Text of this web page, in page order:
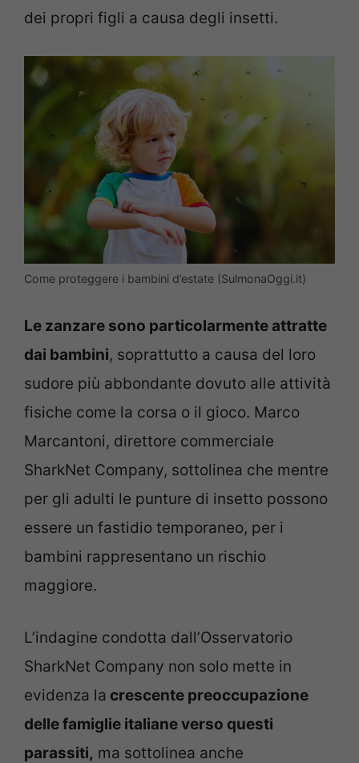
dei propri figli a causa degli insetti.
Come proteggere i bambini d’estate (SulmonaOggi.it)
Le zanzare sono particolarmente attratte
dai bambini, soprattutto a causa del loro
sudore più abbondante dovuto alle attività
fisiche come la corsa o il gioco. Marco
Marcantoni, direttore commerciale
SharkNet Company, sottolinea che mentre
per gli adulti le punture di insetto possono
essere un fastidio temporaneo, per i
bambini rappresentano un rischio
maggiore.
L’indagine condotta dall’Osservatorio
SharkNet Company non solo mette in
evidenza la crescente preoccupazione
delle famiglie italiane verso questi
parassiti, ma sottolinea anche